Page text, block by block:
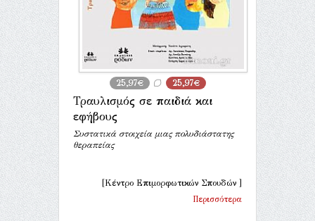
25,97€ 25,97€
Τραυλισμός σε παιδιά και
εφήβους
Συστατικά στοιχεία μιας πολυδιάστατης
θεραπείας
[Κέντρο Επιμορφωτικών Σπουδών ]
Περισσότερα